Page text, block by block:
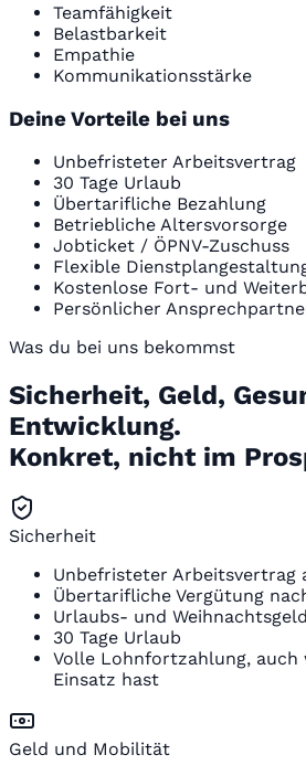
Teamfähigkeit
Belastbarkeit
Empathie
Kommunikationsstärke
Deine Vorteile bei uns
Unbefristeter Arbeitsvertrag
30 Tage Urlaub
Übertarifliche Bezahlung
Betriebliche Altersvorsorge
Jobticket / ÖPNV-Zuschuss
Flexible
Kostenlose Fort- und
Persönlicher
Was du bei uns bekommst
Sicherheit, Geld,
Entwicklung.
Konkret, nicht im
Sicherheit
Unbefristeter Arbeitsvertrag
Übertarifliche Vergütung
Urlaubs- und
30 Tage Urlaub
Volle Lohnfortzahlung, auch
Einsatz hast
Geld und Mobilität